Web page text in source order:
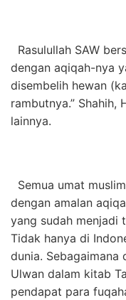
Rasulullah SAW
dengan aqiqah-nya
disembelih hewan
rambutnya.” Shahih,
lainnya.
Semua umat
dengan amalan
yang sudah menjadi
Tidak hanya di
dunia. Sebagaimana
Ulwan dalam kitab
pendapat para